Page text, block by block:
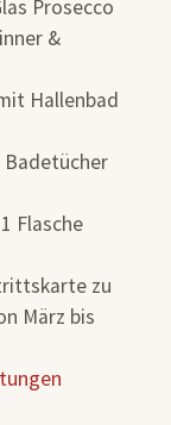
Prosecco
&
Hallenbad
Badetücher
Flasche
zu
März bis